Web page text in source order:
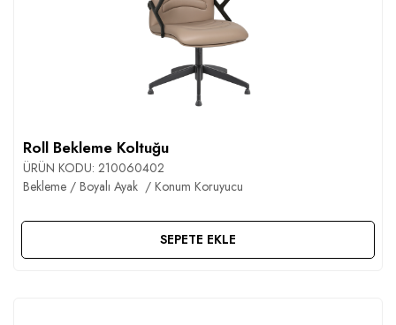
Roll Bekleme Koltuğu
ÜRÜN KODU: 210060402
Bekleme / Boyalı Ayak / Konum Koruyucu
SEPETE EKLE